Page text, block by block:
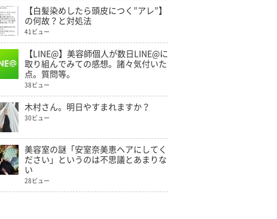
【白髪染めしたら頭皮につく”アレ”】
の何故？と対処法
41ビュー
【LINE@】美容師個人が数日LINE@に
取り組んでみての感想。諸々気付いた
点。質問等。
38ビュー
木村さん。明日やすまれますか？
30ビュー
美容室の謎「安室奈美恵ヘアにしてく
ださい」というのは不思議とあまりな
い
28ビュー